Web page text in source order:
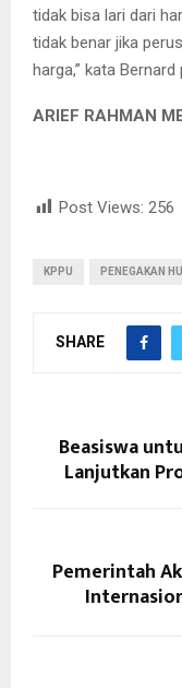
tidak bisa lari dari
tidak benar jika
harga,” kata
ARIEF RAHMAN
Post Views: 256
KPPU PENEGAKAN
SHARE
Beasiswa
Lanjutkan
Pemerintah